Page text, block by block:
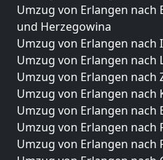
Umzug von Erlangen nach
und Herzegowina
Umzug von Erlangen nach
Umzug von Erlangen nach
Umzug von Erlangen nach
Umzug von Erlangen nach
Umzug von Erlangen nach
Umzug von Erlangen nach
Umzug von Erlangen nach